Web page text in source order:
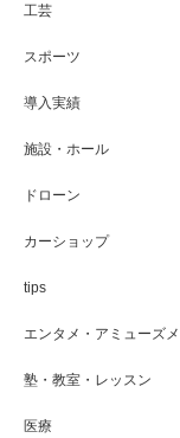
工芸
スポーツ
導入実績
施設・ホール
ドローン
カーショップ
tips
エンタメ・アミューズメ
塾・教室・レッスン
医療